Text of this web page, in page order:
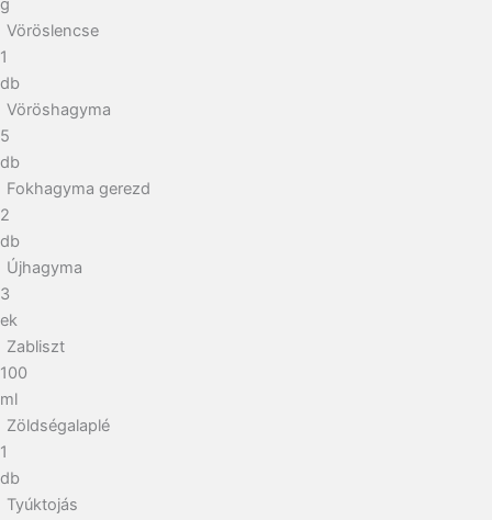
g
Vöröslencse
1
db
Vöröshagyma
5
db
Fokhagyma gerezd
2
db
Újhagyma
3
ek
Zabliszt
100
ml
Zöldségalaplé
1
db
Tyúktojás